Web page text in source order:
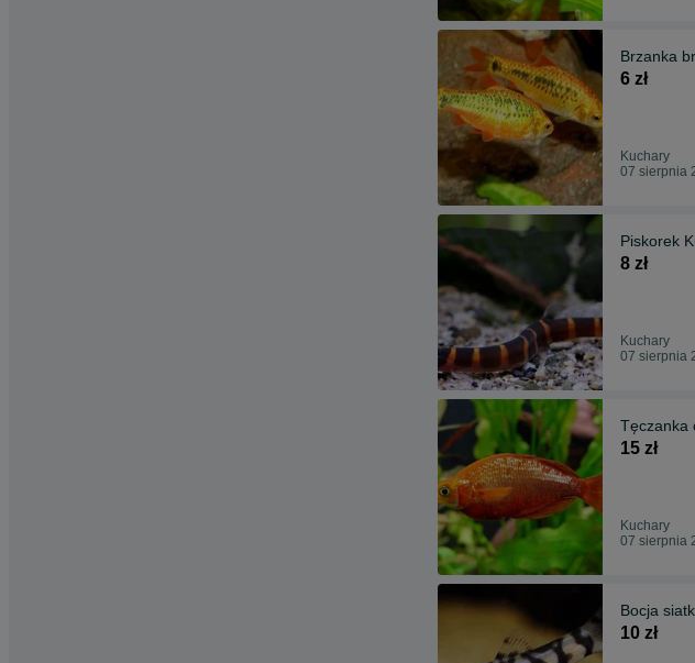
Brzanka
6 zł
Kuchary
07 sierpnia
Piskorek
8 zł
Kuchary
07 sierpnia
Tęczanka
15 zł
Kuchary
07 sierpnia
Bocja
10 zł